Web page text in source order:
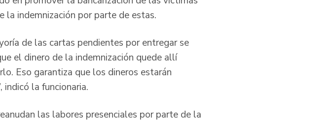
la indemnización por parte de estas.
de las cartas pendientes por entregar se
el dinero de la indemnización quede allí
Eso garantiza que los dineros estarán
indicó la funcionaria.
las labores presenciales por parte de la